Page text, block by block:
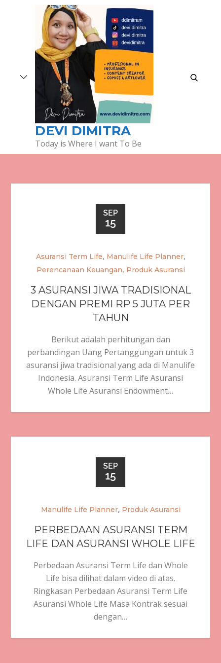
DEVI DIMITRA
Today is Where I want To Be
search
SEP
15
Asuransi Term Life, Manulife Life Planner,
Perencanaan Keuangan, Produk Asuransi
3 ASURANSI JIWA TRADISIONAL
DENGAN PREMI RP 5 JUTA PER
TAHUN
Berikut adalah perhitungan dan
perbandingan Uang Pertanggungan untuk 3
asuransi jiwa tradisional yang ada di Manulife
Indonesia. Asuransi Term Life Asuransi
Whole Life Asuransi Endowment…
SEP
15
Manulife Life Planner, Produk Asuransi
PERBEDAAN ASURANSI TERM
LIFE DAN ASURANSI WHOLE LIFE
Perbedaan Asuransi Term Life dan Whole
Life bisa dilihat dalam video di atas.
Ringkasan Perbedaan Asuransi Term Life
Asuransi Whole Life Masa Kontrak sesuai
dengan…